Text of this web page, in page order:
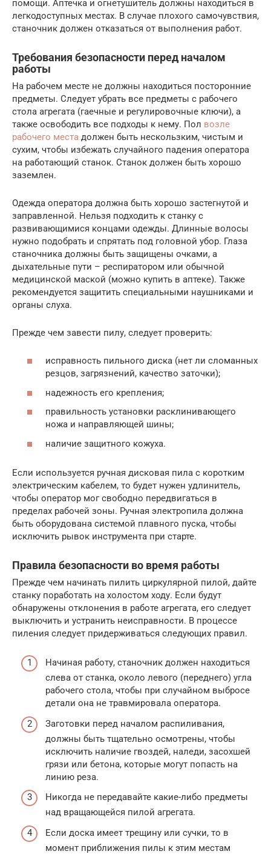
помощи. Аптечка и огнетушитель должны находиться в
легкодоступных местах. В случае плохого самочувствия,
станочник должен отказаться от выполнения работ.
Требования безопасности перед началом
работы
На рабочем месте не должны находиться посторонние
предметы. Следует убрать все предметы с рабочего
стола агрегата (гаечные и регулировочные ключи), а
также освободить все подходы к нему. Пол возле
рабочего места должен быть нескользким, чистым и
сухим, чтобы избежать случайного падения оператора
на работающий станок. Станок должен быть хорошо
заземлен.
Одежда оператора должна быть хорошо застегнутой и
заправленной. Нельзя подходить к станку с
развивающимися концами одежды. Длинные волосы
нужно подобрать и спрятать под головной убор. Глаза
станочника должны быть защищены очками, а
дыхательные пути – респиратором или обычной
медицинской маской (можно купить в аптеке). Также
рекомендуется защитить специальными наушниками и
органы слуха.
Прежде чем завести пилу, следует проверить:
исправность пильного диска (нет ли сломанных
резцов, загрязнений, качество заточки);
надежность его крепления;
правильность установки расклинивающего
ножа и направляющей шины;
наличие защитного кожуха.
Если используется ручная дисковая пила с коротким
электрическим кабелем, то будет нужен удлинитель,
чтобы оператор мог свободно передвигаться в
пределах рабочей зоны. Ручная электропила должна
быть оборудована системой плавного пуска, чтобы
исключить рывок инструмента при старте.
Правила безопасности во время работы
Прежде чем начинать пилить циркулярной пилой, дайте
станку поработать на холостом ходу. Если будут
обнаружены отклонения в работе агрегата, его следует
выключить и устранить неисправности. В процессе
пиления следует придерживаться следующих правил.
Начиная работу, станочник должен находиться
слева от станка, около левого (переднего) угла
рабочего стола, чтобы при случайном выбросе
детали она не травмировала оператора.
Заготовки перед началом распиливания,
должны быть тщательно осмотрены, чтобы
исключить наличие гвоздей, наледи, засохшей
грязи или бетона, которые могут попасть на
линию реза.
Никогда не передавайте какие-либо предметы
над вращающейся пилой агрегата.
Если доска имеет трещину или сучки, то в
момент приближения пилы к этим местам